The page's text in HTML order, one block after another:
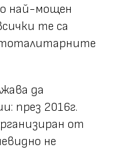
най-мощен
те са
тоталитарните
да
през 2016г.
от
не